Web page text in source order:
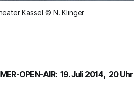
Kassel © N. Klinger
OPEN-AIR: 19. Juli 2014, 20 Uhr